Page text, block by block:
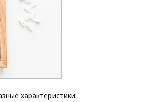
характеристики: